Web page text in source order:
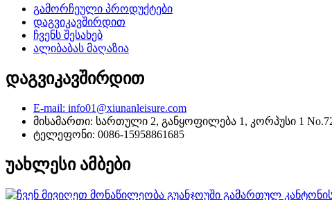
გამორჩეული პროდუქტები
დაგვიკავშირდით
ჩვენს შესახებ
ალიბაბას მაღაზია
დაგვიკავშირდით
E-mail: info01@xiunanleisure.com
მისამართი: სართული 2, განყოფილება 1, კორპუსი 1 No.72
ტელეფონი: 0086-15958861685
უახლესი ამბები